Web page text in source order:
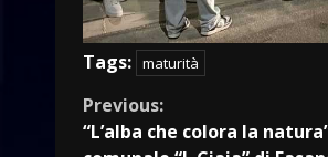
Tags: maturità
Continue
Previous:
“L’alba che colora la